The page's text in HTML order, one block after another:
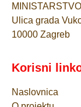
Ulica grada
10000 Zagreb
Korisni
Naslovnica